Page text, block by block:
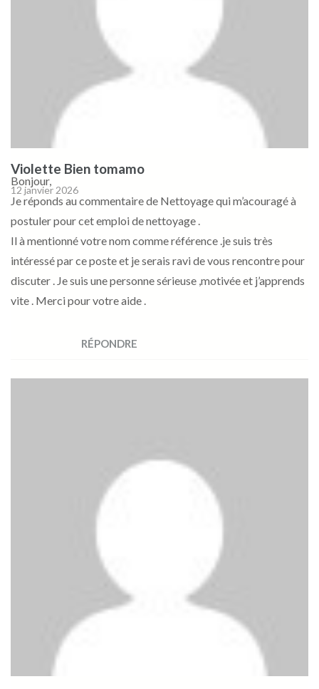
Violette Bien tomamo
12 janvier 2026
Bonjour,
Je réponds au commentaire de Nettoyage qui m’acouragé à
postuler pour cet emploi de nettoyage .
Il à mentionné votre nom comme référence .je suis très
intéressé par ce poste et je serais ravi de vous rencontre pour
discuter . Je suis une personne sérieuse ,motivée et j’apprends
vite . Merci pour votre aide .
RÉPONDRE